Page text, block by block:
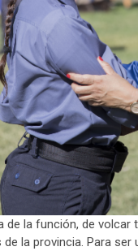
de la función, de
la provincia. Para